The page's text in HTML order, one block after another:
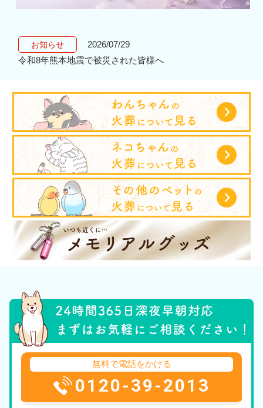
お知らせ
2026/07/29
令和8年熊本地震で被災された皆様へ
無料で電話をかける
0120-39-2013